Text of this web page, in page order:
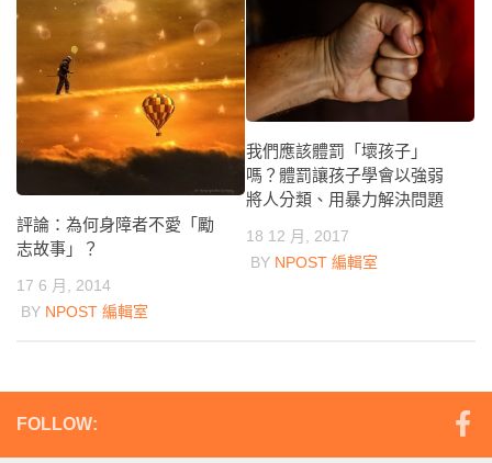
評論：為何身障者不愛「勵
志故事」？
17 6 月, 2014
BY NPOST 編輯室
我們應該體罰「壞孩子」
嗎？體罰讓孩子學會以強弱
將人分類、用暴力解決問題
18 12 月, 2017
BY NPOST 編輯室
FOLLOW: